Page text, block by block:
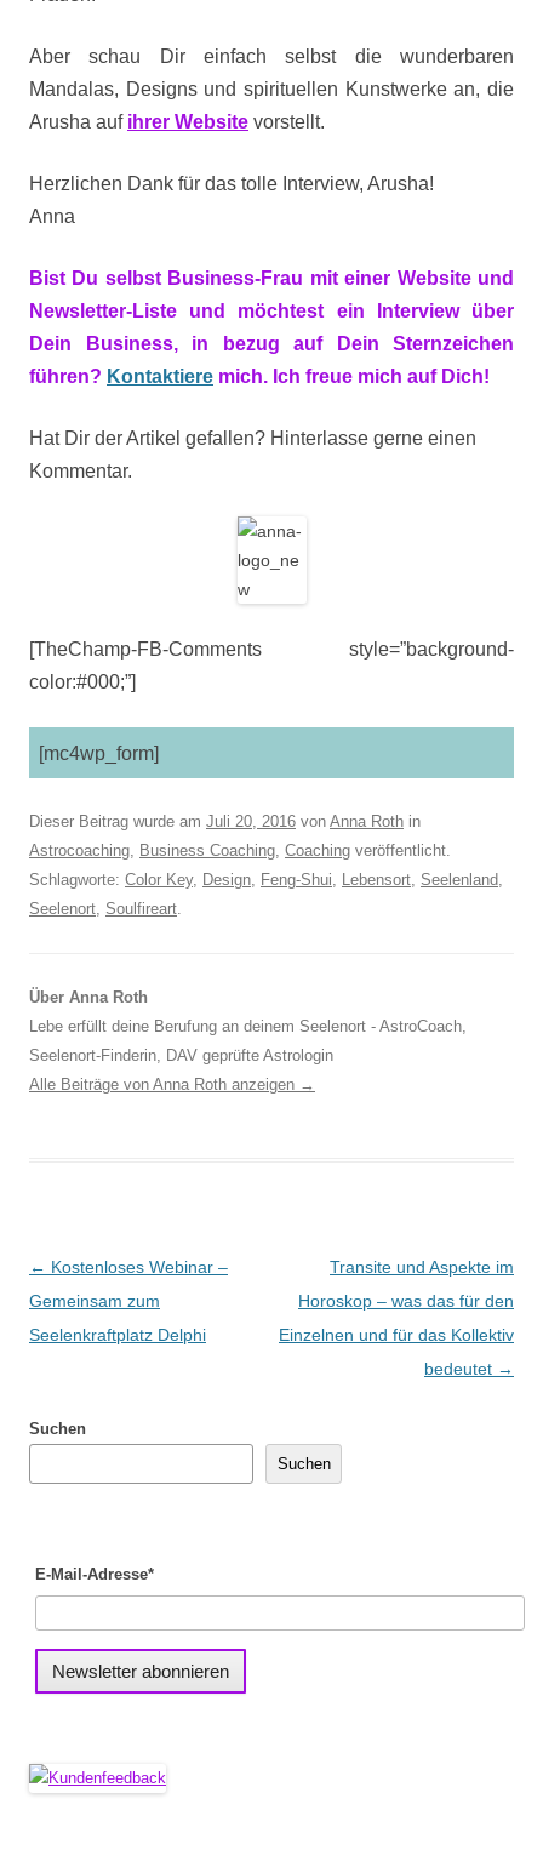
Aber schau Dir einfach selbst die wunderbaren
Mandalas, Designs und spirituellen Kunstwerke an, die
Arusha auf ihrer Website vorstellt.
Herzlichen Dank für das tolle Interview, Arusha!
Anna
Bist Du selbst Business-Frau mit einer Website und
Newsletter-Liste und möchtest ein Interview über
Dein Business, in bezug auf Dein Sternzeichen
führen? Kontaktiere mich. Ich freue mich auf Dich!
Hat Dir der Artikel gefallen? Hinterlasse gerne einen
Kommentar.
[TheChamp-FB-Comments style=”background-
color:#000;”]
[mc4wp_form]
Dieser Beitrag wurde am Juli 20, 2016 von Anna Roth in
Astrocoaching, Business Coaching, Coaching veröffentlicht.
Schlagworte: Color Key, Design, Feng-Shui, Lebensort, Seelenland,
Seelenort, Soulfireart.
Über Anna Roth
Lebe erfüllt deine Berufung an deinem Seelenort - AstroCoach,
Seelenort-Finderin, DAV geprüfte Astrologin
Alle Beiträge von Anna Roth anzeigen →
Beitragsnavigation
← Kostenloses Webinar –
Gemeinsam zum
Seelenkraftplatz Delphi
Transite und Aspekte im
Horoskop – was das für den
Einzelnen und für das Kollektiv
bedeutet →
Suchen
Suchen
E-Mail-Adresse*